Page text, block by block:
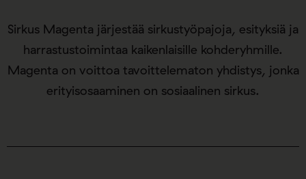
Sirkus Magenta järjestää sirkustyöpajoja, esityksiä ja
harrastustoimintaa kaikenlaisille kohderyhmille.
Magenta on voittoa tavoittelematon yhdistys, jonka
erityisosaaminen on sosiaalinen sirkus.